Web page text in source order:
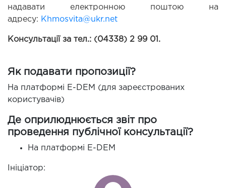
надавати електронною поштою на
адресу: Khmosvita@ukr.net
Консультації за тел.: (04338) 2 99 01.
Як подавати пропозиції?
На платформі E-DEM (для зареєстрованих
користувачів)
Де оприлюднюється звіт про
проведення публічної консультації?
На платформі E-DEM
Ініціатор: